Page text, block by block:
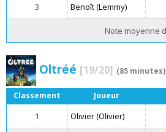
3 Benoît (Lemmy)
Note moyenne
Oltréé [19/20] (85 minutes)
Classement Joueur
1 Olivier (Olivier)